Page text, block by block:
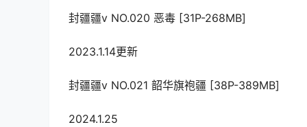
封疆疆v NO.020 恶毒 [31P-268MB]
2023.1.14更新
封疆疆v NO.021 韶华旗袍疆 [38P-389MB]
2024.1.25